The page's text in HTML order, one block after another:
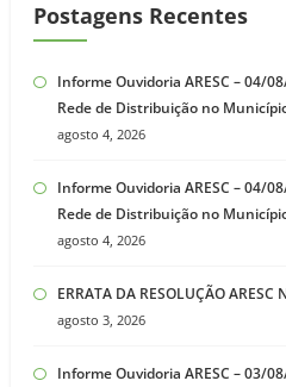
Postagens Recentes
Informe Ouvidoria ARESC – 04/
Rede de Distribuição no
agosto 4, 2026
Informe Ouvidoria ARESC – 04/
Rede de Distribuição no
agosto 4, 2026
ERRATA DA RESOLUÇÃO ARESC
agosto 3, 2026
Informe Ouvidoria ARESC – 03/